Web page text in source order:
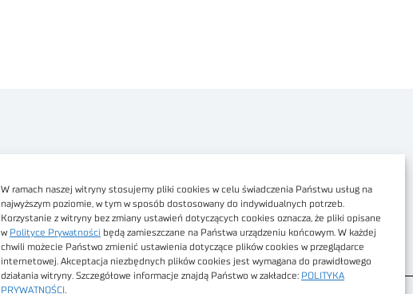
W ramach naszej witryny stosujemy pliki cookies w celu świadczenia Państwu usług na
najwyższym poziomie, w tym w sposób dostosowany do indywidualnych potrzeb.
Korzystanie z witryny bez zmiany ustawień dotyczących cookies oznacza, że pliki opisane
w Polityce Prywatności będą zamieszczane na Państwa urządzeniu końcowym. W każdej
chwili możecie Państwo zmienić ustawienia dotyczące plików cookies w przeglądarce
internetowej. Akceptacja niezbędnych plików cookies jest wymagana do prawidłowego
działania witryny. Szczegółowe informacje znajdą Państwo w zakładce: POLITYKA
PRYWATNOŚCI
Dostępność cyfrowa
Regulamin Portalu
Regulamin sklepu